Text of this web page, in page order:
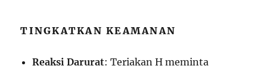
TINGKATKAN KEAMANAN
Reaksi Darurat: Teriakan H meminta